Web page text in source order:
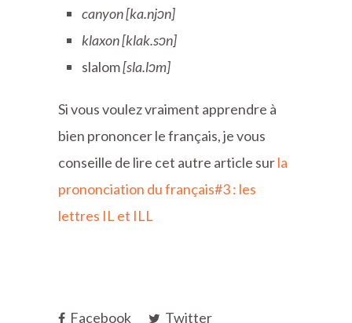
canyon [ka.njɔn]
klaxon [klak.sɔn]
slalom[sla.lɔm]
Si vous voulez vraiment apprendre à
bien prononcer le français, je vous
conseille de lire cet autre article surla
prononciation du français#3 : les
lettres IL et ILL
Facebook
Twitter